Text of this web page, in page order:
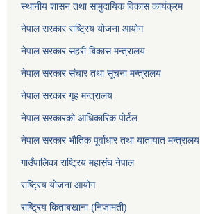
स्थानीय शासन तथा सामुदायिक विकास कार्यक्रम
नेपाल सरकार राष्ट्रिय योजना आयोग
नेपाल सरकार सहरी बिकास मन्त्रालय
नेपाल सरकार संचार तथा सूचना मन्त्रालय
नेपाल सरकार गृह मन्त्रालय
नेपाल सरकारको आधिकारिक पोर्टल
नेपाल सरकार भौतिक पूर्वाधार तथा यातायात मन्त्रालय
गाउँपालिका राष्ट्रिय महासंघ नेपाल
राष्ट्रिय योजना आयोग
राष्ट्रिय किताबखाना (निजामती)